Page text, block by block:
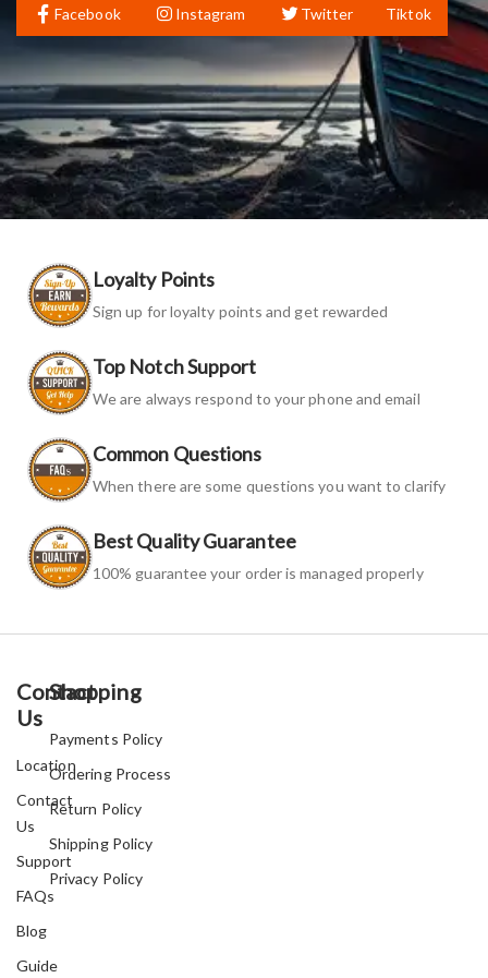
Facebook
Instagram Twitter Tiktok
Loyalty Points
Sign up for loyalty points and get rewarded
Top Notch Support
We are always respond to your phone and email
Common Questions
When there are some questions you want to clarify
Best Quality Guarantee
100% guarantee your order is managed properly
Contact
Us
Location
Contact
Us
Support
FAQs
Blog
Guide
Shopping
Payments Policy
Ordering Process
Return Policy
Shipping Policy
Privacy Policy